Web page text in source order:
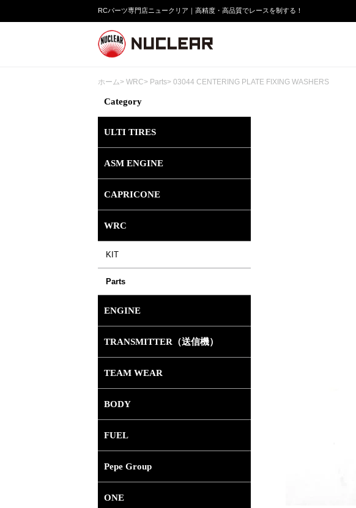
RCパーツ専門店ニュークリア｜高精度・高品質でレースを制する！
ホーム> WRC> Parts> 03044 CENTERING PLATE FIXING WASHERS
Category
ULTI TIRES
ASM ENGINE
CAPRICONE
WRC
KIT
Parts
ENGINE
TRANSMITTER（送信機）
TEAM WEAR
BODY
FUEL
Pepe Group
ONE